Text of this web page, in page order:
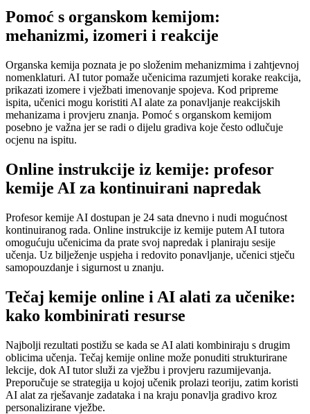
Pomoć s organskom kemijom:
mehanizmi, izomeri i reakcije
Organska kemija poznata je po složenim mehanizmima i zahtjevnoj
nomenklaturi. AI tutor pomaže učenicima razumjeti korake reakcija,
prikazati izomere i vježbati imenovanje spojeva. Kod pripreme
ispita, učenici mogu koristiti AI alate za ponavljanje reakcijskih
mehanizama i provjeru znanja. Pomoć s organskom kemijom
posebno je važna jer se radi o dijelu gradiva koje često odlučuje
ocjenu na ispitu.
Online instrukcije iz kemije: profesor
kemije AI za kontinuirani napredak
Profesor kemije AI dostupan je 24 sata dnevno i nudi mogućnost
kontinuiranog rada. Online instrukcije iz kemije putem AI tutora
omogućuju učenicima da prate svoj napredak i planiraju sesije
učenja. Uz bilježenje uspjeha i redovito ponavljanje, učenici stječu
samopouzdanje i sigurnost u znanju.
Tečaj kemije online i AI alati za učenike:
kako kombinirati resurse
Najbolji rezultati postižu se kada se AI alati kombiniraju s drugim
oblicima učenja. Tečaj kemije online može ponuditi strukturirane
lekcije, dok AI tutor služi za vježbu i provjeru razumijevanja.
Preporučuje se strategija u kojoj učenik prolazi teoriju, zatim koristi
AI alat za rješavanje zadataka i na kraju ponavlja gradivo kroz
personalizirane vježbe.